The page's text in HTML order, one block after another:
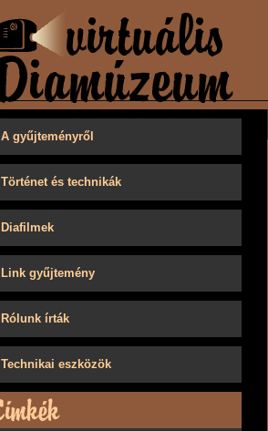
A gyűjteményről
Történet és technikák
Diafilmek
Link gyűjtemény
Rólunk írták
Technikai eszközök